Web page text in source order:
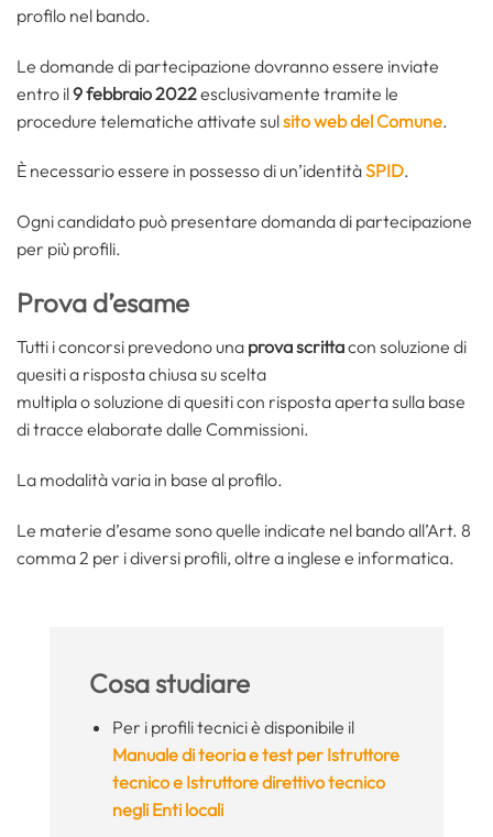
profilo nel bando.
Le domande di partecipazione dovranno essere inviate
entro il9 febbraio 2022esclusivamente tramite le
procedure telematiche attivate sulsito web del Comune.
È necessario essere in possesso di un’identitàSPID.
Ogni candidato può presentare domanda di partecipazione
per più profili.
Prova d’esame
Tutti i concorsi prevedono una prova scrittacon soluzione di
quesiti a risposta chiusa su scelta
multipla o soluzione di quesiti con risposta aperta sulla base
di tracce elaborate dalle Commissioni.
La modalità varia in base al profilo.
Le materie d’esame sono quelle indicate nel bando all’Art. 8
comma 2 per i diversi profili, oltre a inglese e informatica.
Cosa studiare
Per i profili tecnici è disponibile il
Manuale di teoria e test per Istruttore
tecnico e Istruttore direttivo tecnico
negli Enti locali